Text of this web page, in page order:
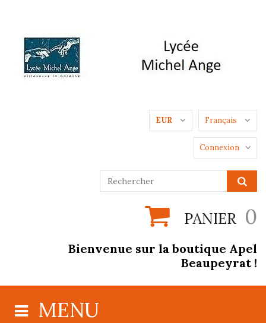
Français
EUR
Connexion
PANIER 0
Bienvenue sur la boutique Apel
Beaupeyrat !
MENU